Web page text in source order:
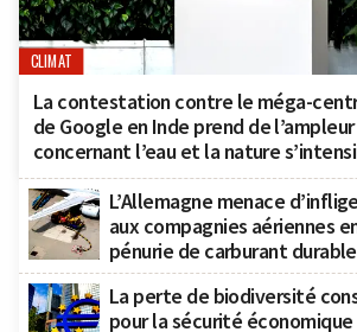
CLIMAT
La contestation contre le méga-
de Google en Inde prend de
concernant l’eau et la nature
L’Allemagne menace
aux compagnies aériennes
pénurie de carburant
La perte de biodiversité
pour la sécurité